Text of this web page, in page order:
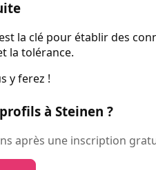
la clé pour établir des
la tolérance.
y ferez !
à Steinen ?
après une inscription